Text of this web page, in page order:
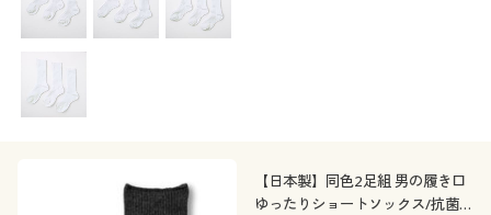
【日本製】同色2足組 男の履き口
ゆったりショートソックス/抗菌